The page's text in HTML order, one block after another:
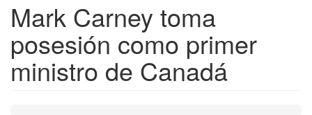
Mark Carney toma
posesión como primer
ministro de Canadá